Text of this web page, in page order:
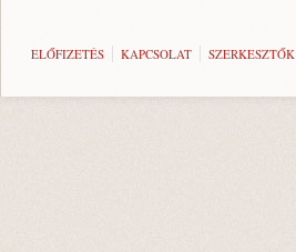
ELŐFIZETÉS KAPCSOLAT SZERKESZTŐK